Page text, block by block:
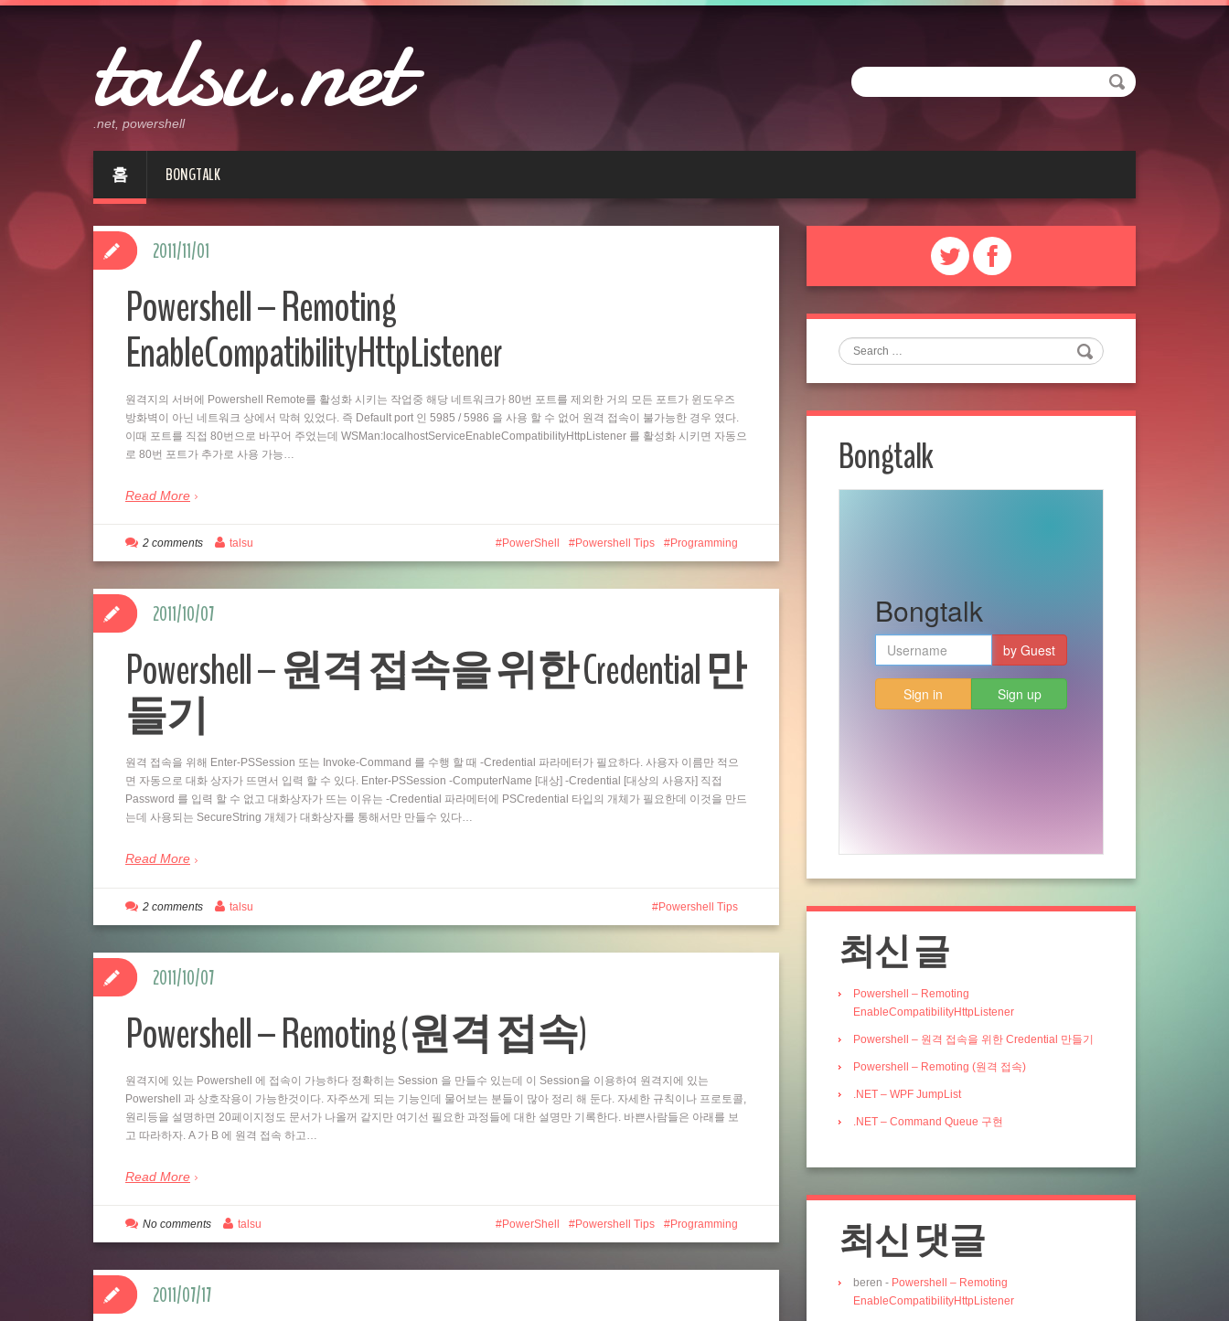
talsu.net
.net, powershell
홈 BONGTALK
Powershell – Remoting
EnableCompatibilityHttpListener
원격지의 서버에 Powershell Remote를 활성화 시키는 작업중 해당 네트워크가 80번 포트를 제외한 거의 모든 포트가 윈도우즈
방화벽이 아닌 네트워크 상에서 막혀 있었다. 즉 Default port 인 5985 / 5986 을 사용 할 수 없어 원격 접속이 불가능한 경우 였다.
이때 포트를 직접 80번으로 바꾸어 주었는데 WSMan:localhostServiceEnableCompatibilityHttpListener 를 활성화 시키면 자동으
로 80번 포트가 추가로 사용 가능…
Read More
2011/11/01
PowerShell Powershell Tips Programming
2 comments talsu
Powershell – 원격 접속을 위한 Credential 만
들기
원격 접속을 위해 Enter-PSSession 또는 Invoke-Command 를 수행 할 때 -Credential 파라메터가 필요하다. 사용자 이름만 적으
면 자동으로 대화 상자가 뜨면서 입력 할 수 있다. Enter-PSSession -ComputerName [대상] -Credential [대상의 사용자] 직접
Password 를 입력 할 수 없고 대화상자가 뜨는 이유는 -Credential 파라메터에 PSCredential 타입의 개체가 필요한데 이것을 만드
는데 사용되는 SecureString 개체가 대화상자를 통해서만 만들수 있다…
Read More
2011/10/07
Powershell Tips
2 comments talsu
Powershell – Remoting (원격 접속)
원격지에 있는 Powershell 에 접속이 가능하다 정확히는 Session 을 만들수 있는데 이 Session을 이용하여 원격지에 있는
Powershell 과 상호작용이 가능한것이다. 자주쓰게 되는 기능인데 물어보는 분들이 많아 정리 해 둔다. 자세한 규칙이나 프로토콜,
원리등을 설명하면 20페이지정도 문서가 나올꺼 같지만 여기선 필요한 과정들에 대한 설명만 기록한다. 바쁜사람들은 아래를 보
고 따라하자. A 가 B 에 원격 접속 하고…
Read More
2011/10/07
PowerShell Powershell Tips Programming
No comments talsu
2011/07/17
Search
Bongtalk
최신 글
Powershell – Remoting
EnableCompatibilityHttpListener
Powershell – 원격 접속을 위한 Credential 만들기
Powershell – Remoting (원격 접속)
.NET – WPF JumpList
.NET – Command Queue 구현
최신 댓글
beren - Powershell – Remoting
EnableCompatibilityHttpListener